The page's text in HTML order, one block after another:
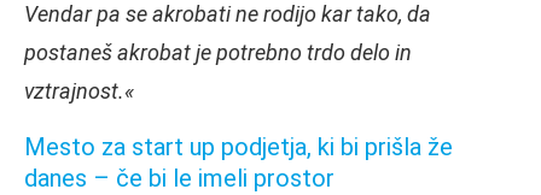
Vendar pa se akrobati ne rodijo kar tako, da
postaneš akrobat je potrebno trdo delo in
vztrajnost.«
Mesto za start up podjetja, ki bi prišla že
danes – če bi le imeli prostor